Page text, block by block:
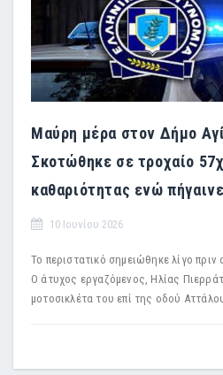
Μαύρη μέρα στον Δήμο
Σκοτώθηκε σε τροχαίο
καθαριότητας ενώ
10 Ιουνίου 2026
Το περιστατικό σημειώθηκε λίγο
Ο άτυχος εργαζόμενος, Ηλίας
μοτοσικλέτα του επί της οδού